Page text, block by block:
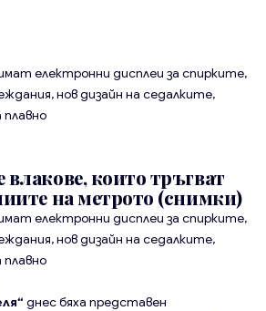
електронни дисплеи за спирките,
нов дизайн на седалките,
които тръгват
на метрото (снимки)
електронни дисплеи за спирките,
нов дизайн на седалките,
днес бяха представен